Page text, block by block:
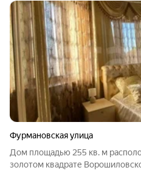
Фурмановская улица
Дом площадью 255 кв. м
золотом квадрате